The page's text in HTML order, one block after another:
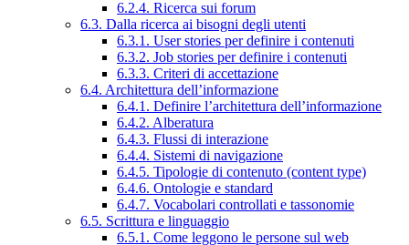
6.2.4. Ricerca sui forum
6.3. Dalla ricerca ai bisogni degli utenti
6.3.1. User stories per definire i contenuti
6.3.2. Job stories per definire i contenuti
6.3.3. Criteri di accettazione
6.4. Architettura dell’informazione
6.4.1. Definire l’architettura dell’informazione
6.4.2. Alberatura
6.4.3. Flussi di interazione
6.4.4. Sistemi di navigazione
6.4.5. Tipologie di contenuto (content type)
6.4.6. Ontologie e standard
6.4.7. Vocabolari controllati e tassonomie
6.5. Scrittura e linguaggio
6.5.1. Come leggono le persone sul web